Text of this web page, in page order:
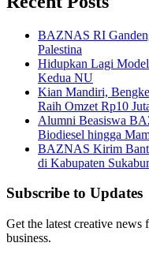
BAZNAS RI
Palestina
Hidupkan Lagi
Kedua NU
Kian Mandiri,
Raih Omzet Rp10
Alumni Beasiswa
Biodiesel hingga
BAZNAS Kirim
di Kabupaten
Subscribe to Updates
Get the latest creative news
business.